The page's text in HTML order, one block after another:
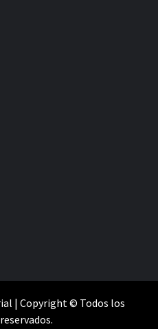
| Copyright © Todos los